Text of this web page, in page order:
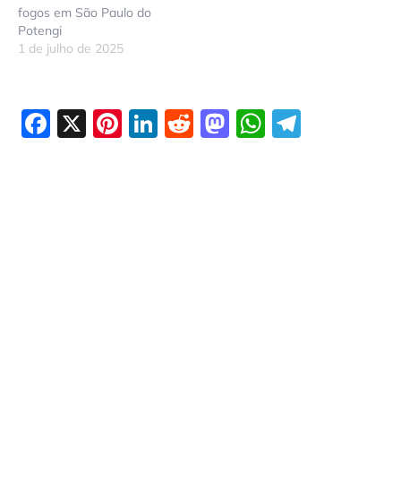
fogos em São Paulo do
Potengi
1 de julho de 2025
Facebook
X Pinterest
LinkedIn
Reddit
Mastodon